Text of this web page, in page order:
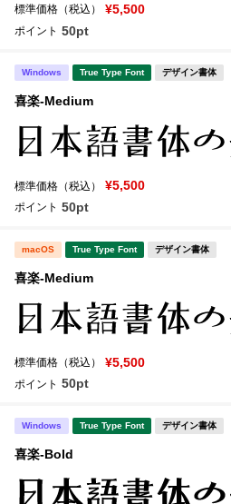
標準価格（税込） ¥5,500
ポイント 50pt
Windows True Type Font デザイン書体
喜楽-Medium
標準価格（税込） ¥5,500
ポイント 50pt
macOS True Type Font デザイン書体
喜楽-Medium
標準価格（税込） ¥5,500
ポイント 50pt
Windows True Type Font デザイン書体
喜楽-Bold